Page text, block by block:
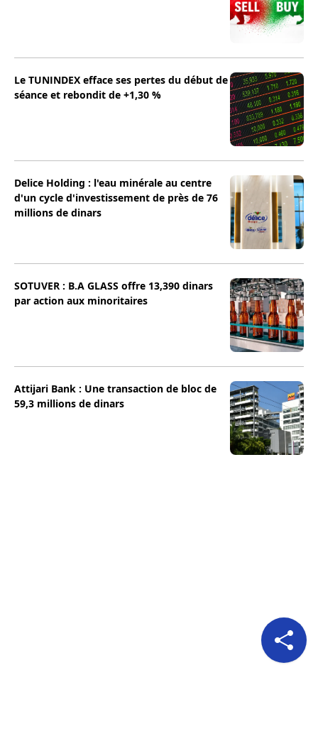
Le TUNINDEX efface ses pertes du début de
séance et rebondit de +1,30 %
Delice Holding : l'eau minérale au centre
d'un cycle d'investissement de près de 76
millions de dinars
SOTUVER : B.A GLASS offre 13,390 dinars
par action aux minoritaires
Attijari Bank : Une transaction de bloc de
59,3 millions de dinars